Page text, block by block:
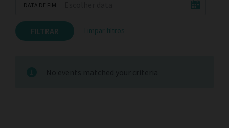
DATA DE FIM:
FILTRAR Limpar filtros